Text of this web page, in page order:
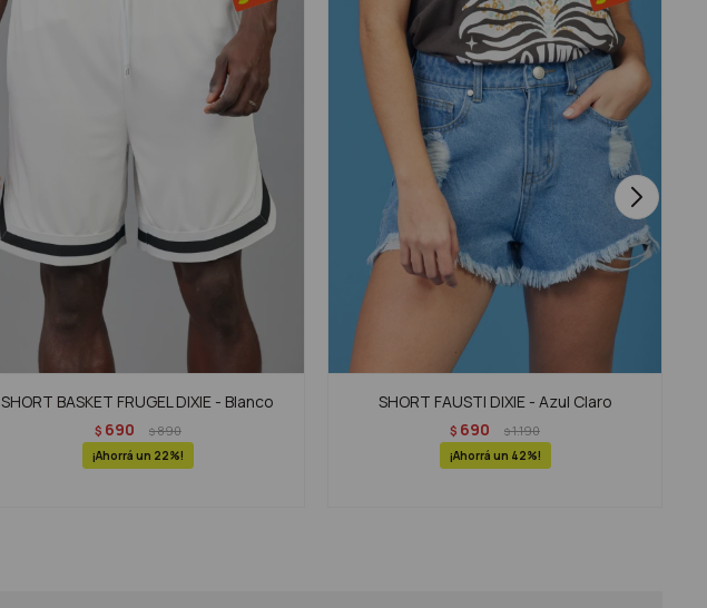
SHORT BASKET FRUGEL DIXIE - Blanco
$ 690 $890
22
SHORT FAUSTI DIXIE - Azul Claro
$ 690 $1.190
42